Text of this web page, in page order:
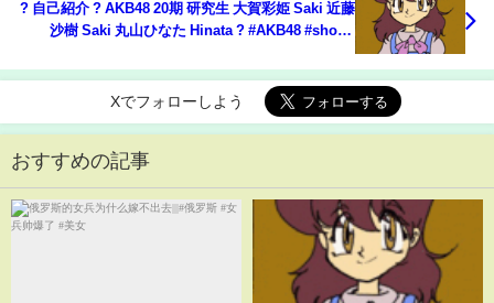
? 自己紹介 ? AKB48 20期 研究生 大賀彩姫 Saki 近藤
沙樹 Saki 丸山ひなた Hinata ? #AKB48 #shorts
Xでフォローしよう
おすすめの記事